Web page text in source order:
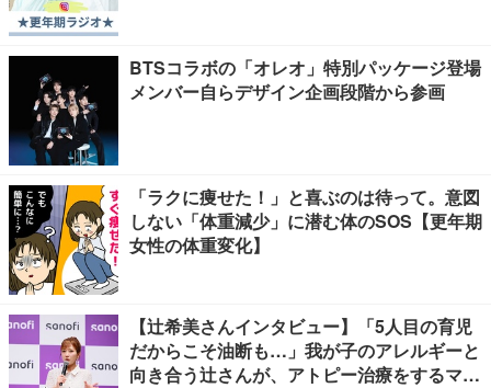
BTSコラボの「オレオ」特別パッケージ登場
メンバー自らデザイン企画段階から参画
「ラクに痩せた！」と喜ぶのは待って。意図
しない「体重減少」に潜む体のSOS【更年期
女性の体重変化】
【辻希美さんインタビュー】「5人目の育児
だからこそ油断も…」我が子のアレルギーと
向き合う辻さんが、アトピー治療をするママ